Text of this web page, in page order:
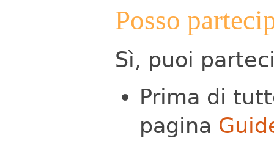
Posso
Sì, puoi
Prima di
pagina